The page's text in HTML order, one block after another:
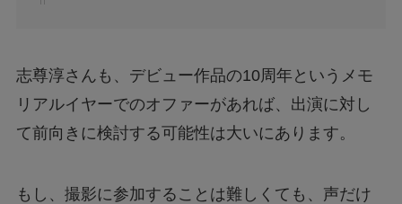
志尊淳さんも、デビュー作品の10周年というメモ
リアルイヤーでのオファーがあれば、出演に対し
て前向きに検討する可能性は大いにあります。
もし、撮影に参加することは難しくても、声だけ